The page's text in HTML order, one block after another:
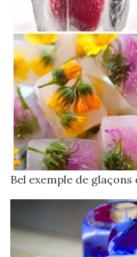
Bel exemple de